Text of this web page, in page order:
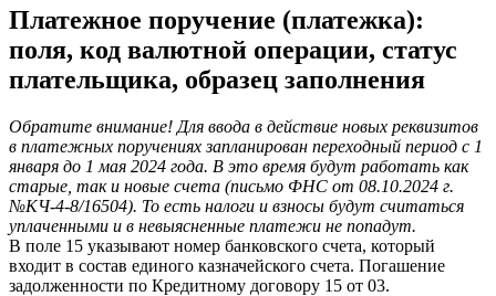
Платежное поручение (платежка):
поля, код валютной операции, статус
плательщика, образец заполнения
Обратите внимание! Для ввода в действие новых реквизитов
в платежных поручениях запланирован переходный период с 1
января до 1 мая 2024 года. В это время будут работать как
старые, так и новые счета (письмо ФНС от 08.10.2024 г.
№КЧ-4-8/16504). То есть налоги и взносы будут считаться
уплаченными и в невыясненные платежи не попадут.
В поле 15 указывают номер банковского счета, который
входит в состав единого казначейского счета. Погашение
задолженности по Кредитному договору 15 от 03.